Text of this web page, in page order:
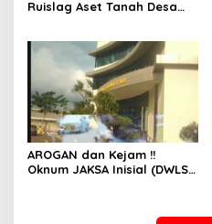
Ruislag Aset Tanah Desa
Dimana?
AROGAN dan Kejam !!
Oknum JAKSA Inisial (DWLS)